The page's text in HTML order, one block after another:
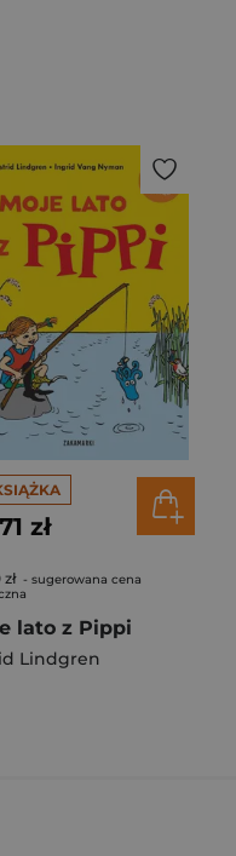
zł
- sugerowana cena
lato z Pippi
Lindgren